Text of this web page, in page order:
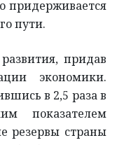
придерживается
пути.
придав
экономики.
в 2,5 раза в
показателем
резервы страны